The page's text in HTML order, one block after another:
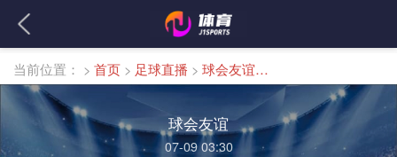
当前位置： > 首页 > 足球直播 > 球会友谊直播
球会友谊
07-09 03:30